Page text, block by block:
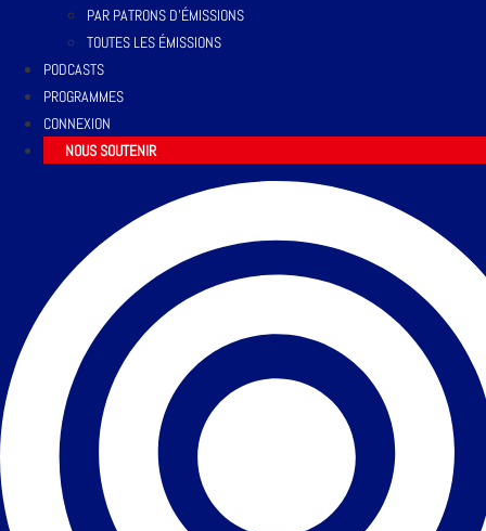
PAR PATRONS D’ÉMISSIONS
TOUTES LES ÉMISSIONS
PODCASTS
PROGRAMMES
CONNEXION
NOUS SOUTENIR